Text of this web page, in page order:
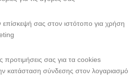
επίσκεψή σας στον ιστότοπο για χρήση
προτιμήσεις σας για τα cookies
κατάσταση σύνδεσης στον λογαριασμό